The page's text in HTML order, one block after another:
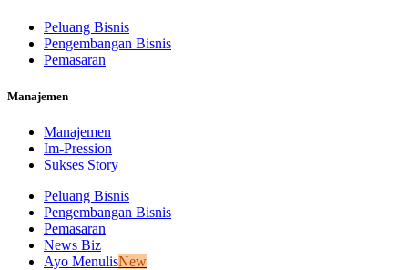
Peluang Bisnis
Pengembangan Bisnis
Pemasaran
Manajemen
Manajemen
Im-Pression
Sukses Story
Peluang Bisnis
Pengembangan Bisnis
Pemasaran
News Biz
Ayo MenulisNew